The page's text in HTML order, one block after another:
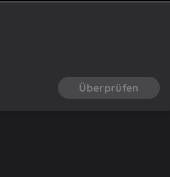
Überprüfen